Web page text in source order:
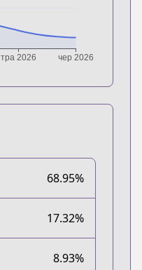
68.95%
17.32%
8.93%